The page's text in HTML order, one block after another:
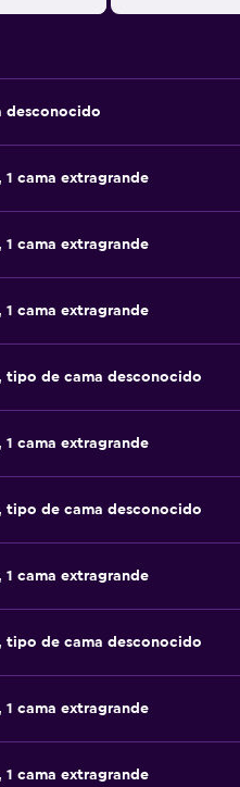
desconocido
cama extragrande
cama extragrande
cama extragrande
tipo de cama desconocido
cama extragrande
tipo de cama desconocido
cama extragrande
tipo de cama desconocido
cama extragrande
cama extragrande